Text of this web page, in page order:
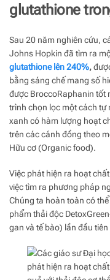
glutathione
Sau 20 năm nghiên cứu,
Johns Hopkin đã tìm ra
glutathione lên 240%,
bằng sáng chế mang số
được BroccoRaphanin tốt
trình chọn lọc một cách tự
xanh có hàm lượng hoạt
trên các cánh đồng theo
Hữu cơ (Organic food).
Việc phát hiện ra hoạt
việc tìm ra phương pháp
Chúng ta hoàn toàn có
phẩm thải độc
gan và tế bào) lần đầu